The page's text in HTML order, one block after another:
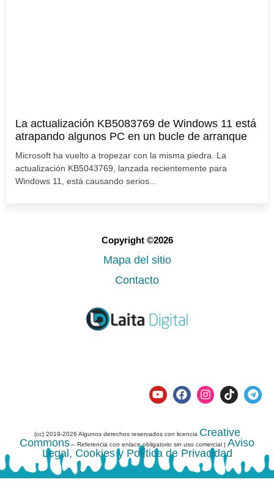
La actualización KB5083769 de Windows 11 está
atrapando algunos PC en un bucle de arranque
Microsoft ha vuelto a tropezar con la misma piedra. La
actualización KB5043769, lanzada recientemente para
Windows 11, está causando serios...
Copyright ©2026
Mapa del sitio
Contacto
(cc) 2019-2026 Algunos derechos reservados con licencia Creative
Commons – Referencia con enlace obligatorio sin uso comercial | Aviso
Legal, Cookies y Política de Privacidad